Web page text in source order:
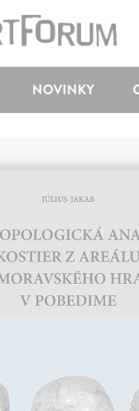
NOVINKY